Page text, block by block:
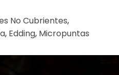
No Cubrientes,
, Edding, Micropuntas